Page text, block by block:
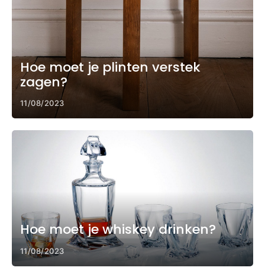
Hoe moet je plinten verstek
zagen?
11/08/2023
Hoe moet je whiskey drinken?
11/08/2023